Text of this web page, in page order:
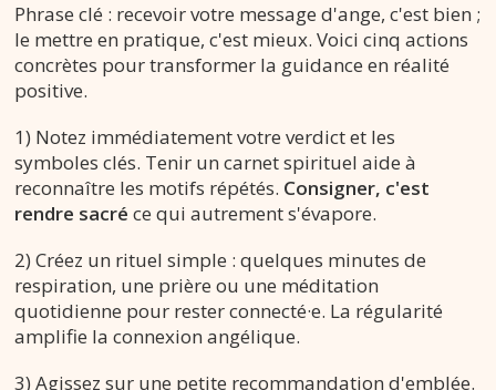
Phrase clé : recevoir votre message d'ange, c'est bien ;
le mettre en pratique, c'est mieux. Voici cinq actions
concrètes pour transformer la guidance en réalité
positive.
1) Notez immédiatement votre verdict et les
symboles clés. Tenir un carnet spirituel aide à
reconnaître les motifs répétés. Consigner, c'est
rendre sacré ce qui autrement s'évapore.
2) Créez un rituel simple : quelques minutes de
respiration, une prière ou une méditation
quotidienne pour rester connecté·e. La régularité
amplifie la connexion angélique.
3) Agissez sur une petite recommandation d'emblée.